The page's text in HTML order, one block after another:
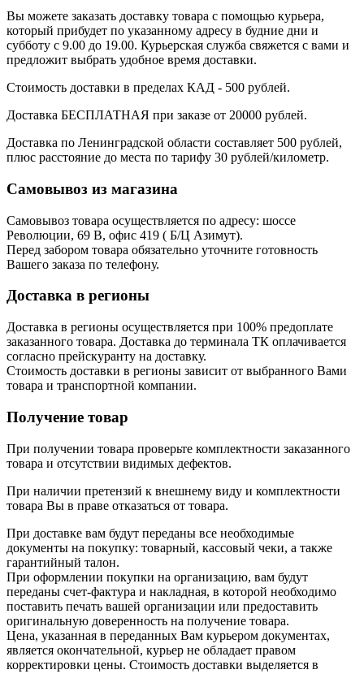
Вы можете заказать доставку товара с помощью курьера,
который прибудет по указанному адресу в будние дни и
субботу с 9.00 до 19.00. Курьерская служба свяжется с вами и
предложит выбрать удобное время доставки.
Стоимость доставки в пределах КАД - 500 рублей.
Доставка БЕСПЛАТНАЯ при заказе от 20000 рублей.
Доставка по Ленинградской области составляет 500 рублей,
плюс расстояние до места по тарифу 30 рублей/километр.
Самовывоз из магазина
Самовывоз товара осуществляется по адресу: шоссе
Революции, 69 В, офис 419 ( Б/Ц Азимут).
Перед забором товара обязательно уточните готовность
Вашего заказа по телефону.
Доставка в регионы
Доставка в регионы осуществляется при 100% предоплате
заказанного товара. Доставка до терминала ТК оплачивается
согласно прейскуранту на доставку.
Стоимость доставки в регионы зависит от выбранного Вами
товара и транспортной компании.
Получение товар
При получении товара проверьте комплектности заказанного
товара и отсутствии видимых дефектов.
При наличии претензий к внешнему виду и комплектности
товара Вы в праве отказаться от товара.
При доставке вам будут переданы все необходимые
документы на покупку: товарный, кассовый чеки, а также
гарантийный талон.
При оформлении покупки на организацию, вам будут
переданы счет-фактура и накладная, в которой необходимо
поставить печать вашей организации или предоставить
оригинальную доверенность на получение товара.
Цена, указанная в переданных Вам курьером документах,
является окончательной, курьер не обладает правом
корректировки цены. Стоимость доставки выделяется в